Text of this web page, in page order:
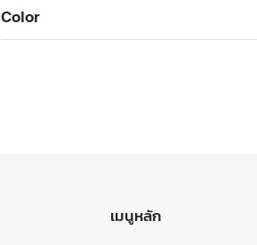
Color
เมนูหลัก